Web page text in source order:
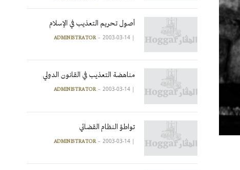
أصول تحريم التعذيب في الإسلام
|
ADMINISTRATOR 2003-03-14
مناهضة التعذيب في القانون الدولي
|
ADMINISTRATOR 2003-03-14
تواطؤ النظام القضائي
|
ADMINISTRATOR 2003-03-14